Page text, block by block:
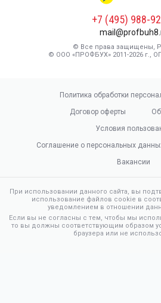
+7 (495) 988-
© Все права защищены,
© ООО «ПРОФБУХ» 2011-2026 г.,
Политика обработки
Договор оферты
Условия
Соглашение о персональных
Вакансии
При использовании данного сайта, вы
использование файлов cookie в
уведомлением в отношении
Если вы не согласны с тем, чтобы мы
то вы должны соответствующим образом
браузера или не